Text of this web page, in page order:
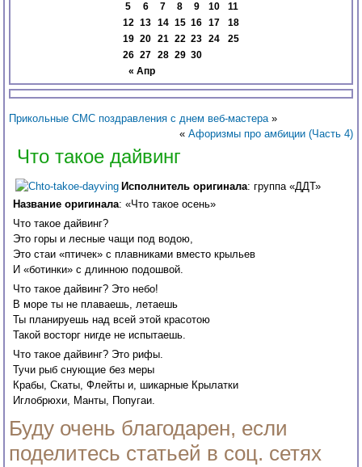
« Апр
5
6 7 8 9 10
11
12 13 14 15 16 17
18
19 20 21 22 23 24
25
26 27 28 29 30
Прикольные СМС поздравления с днем веб-мастера»
« Афоризмы про амбиции (Часть 4)
Что такое дайвинг
Исполнитель оригинала: группа «ДДТ»
Название оригинала: «Что такое осень»
Что такое дайвинг?
Это горы и лесные чащи под водою,
Это стаи «птичек» с плавниками вместо крыльев
И «ботинки» с длинною подошвой.
Что такое дайвинг? Это небо!
В море ты не плаваешь, летаешь
Ты планируешь над всей этой красотою
Такой восторг нигде не испытаешь.
Что такое дайвинг? Это рифы.
Тучи рыб снующие без меры
Крабы, Скаты, Флейты и, шикарные Крылатки
Иглобрюхи, Манты, Попугаи.
Буду очень благодарен, если
поделитесь статьей в соц. сетях